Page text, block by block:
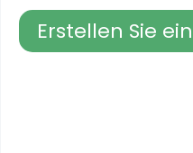
Erstellen Sie